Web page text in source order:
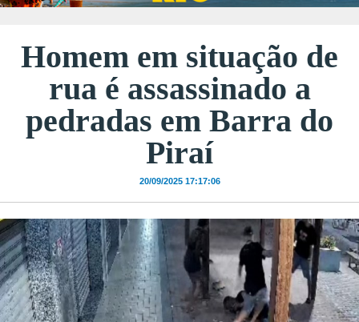
Homem em situação de
rua é assassinado a
pedradas em Barra do
Piraí
20/09/2025 17:17:06